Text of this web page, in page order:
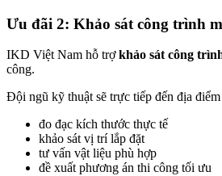
Ưu đãi 2: Khảo sát công trình
IKD Việt Nam hỗ trợkhảo sát công
công.
Đội ngũ kỹ thuật sẽ trực tiếp đến địa điểm
đo đạc kích thước thực tế
khảo sát vị trí lắp đặt
tư vấn vật liệu phù hợp
đề xuất phương án thi công tối ưu